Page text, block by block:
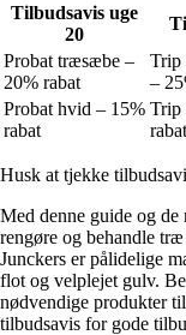
Tilbudsavis uge
20
Probat træsæbe –
20% rabat
Trip
–
Probat hvid – 15%
rabat
Trip
rabat
Husk at tjekke
Med denne guide og
rengøre og behandle
Junckers er pålidelige
flot og velplejet gulv.
nødvendige produkter
tilbudsavis for gode